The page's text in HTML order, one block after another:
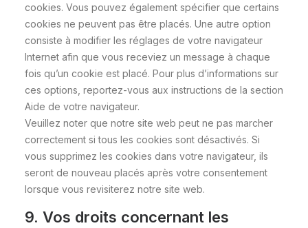
cookies. Vous pouvez également spécifier que certains
cookies ne peuvent pas être placés. Une autre option
consiste à modifier les réglages de votre navigateur
Internet afin que vous receviez un message à chaque
fois qu’un cookie est placé. Pour plus d’informations sur
ces options, reportez-vous aux instructions de la section
Aide de votre navigateur.
Veuillez noter que notre site web peut ne pas marcher
correctement si tous les cookies sont désactivés. Si
vous supprimez les cookies dans votre navigateur, ils
seront de nouveau placés après votre consentement
lorsque vous revisiterez notre site web.
9. Vos droits concernant les